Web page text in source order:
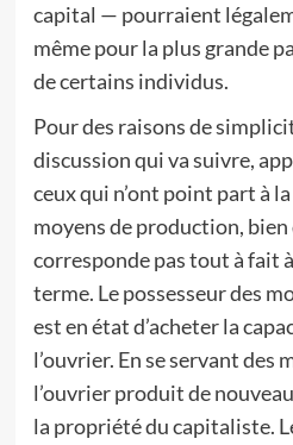
capital — pourraient
même pour la plus grande
de certains individus.
Pour des raisons de
discussion qui va suivre,
ceux qui n’ont point part à
moyens de production, bien
corresponde pas tout à fait
terme. Le possesseur des
est en état d’acheter la
l’ouvrier. En se servant des
l’ouvrier produit de
la propriété du capitaliste.